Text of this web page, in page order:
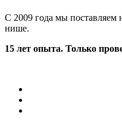
С 2009 года мы поставляем
нише.
15 лет опыта. Только